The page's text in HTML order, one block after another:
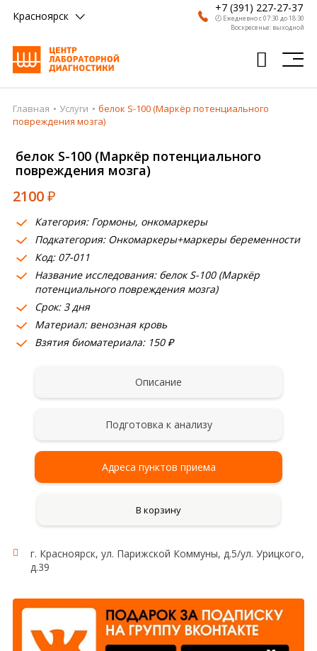
Красноярск
+7 (391) 227-27-37
🕗 Ежедневно с 07:30 до 18:30
Воскресенье: выходной
Главная
Врачи
Получить результат
Пациентам
О компании
Где сдать
Партнерам
Главная Услуги
белок S-100 (Маркёр потенциального
повреждения мозга)
белок S-100 (Маркёр потенциального
повреждения мозга)
2100₽
Категория: Гормоны, онкомаркеры
Подкатегория: Онкомаркеры+маркеры беременности
Код: 07-011
Название исследования: белок S-100 (Маркёр
потенциального повреждения мозга)
Срок: 3 дня
Материал: венозная кровь
Взятия биоматериала: 150 ₽
Описание
Подготовка к анализу
Адреса пунктов приема
В корзину
г. Красноярск, ул. Парижской Коммуны, д.5/ул. Урицкого,
д.39